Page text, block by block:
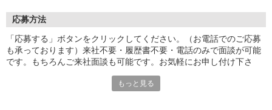
応募方法
「応募する」ボタンをクリックしてください。（お電話でのご応募
も承っております）来社不要・履歴書不要・電話のみで面談が可能
です。もちろんご来社面談も可能です。お気軽にお申し付け下さ
もっと見る